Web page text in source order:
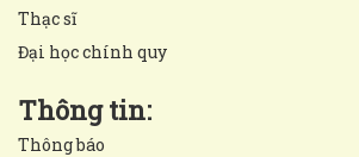
Thạc sĩ
Đại học chính quy
Thông tin:
Thông báo